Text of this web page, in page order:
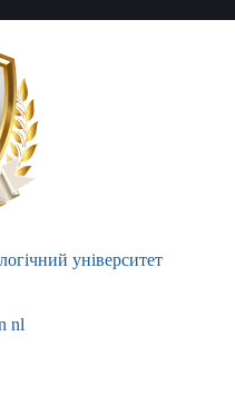
університет
nl